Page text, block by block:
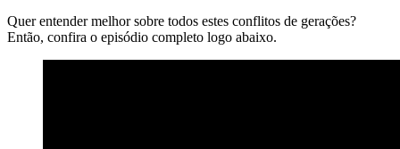
Quer entender melhor sobre todos estes conflitos de gerações?
Então, confira o episódio completo logo abaixo.